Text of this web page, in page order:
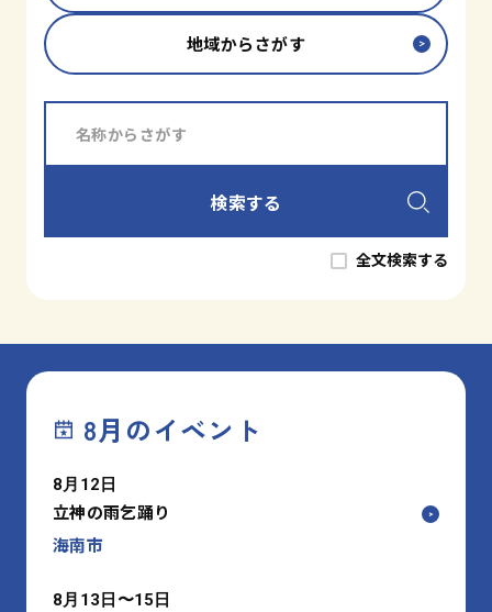
地域からさがす
検索する
全文検索する
8月のイベント
8月12日
立神の雨乞踊り
海南市
8月13日〜15日